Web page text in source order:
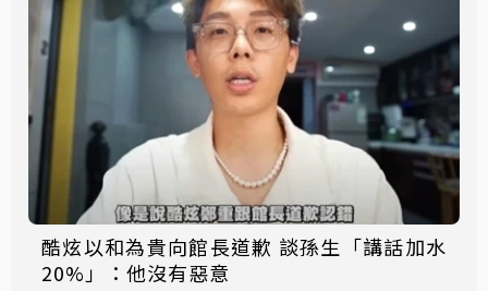
酷炫以和為貴向館長道歉 談孫生「講話加水
20%」：他沒有惡意